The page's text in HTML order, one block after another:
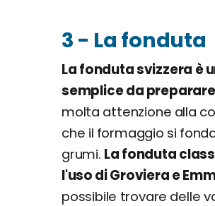
3 - La fonduta
La fonduta svizzera è
semplice da preparare
molta attenzione alla
che il formaggio si
grumi. La fonduta
l'uso di Groviera e
possibile trovare delle